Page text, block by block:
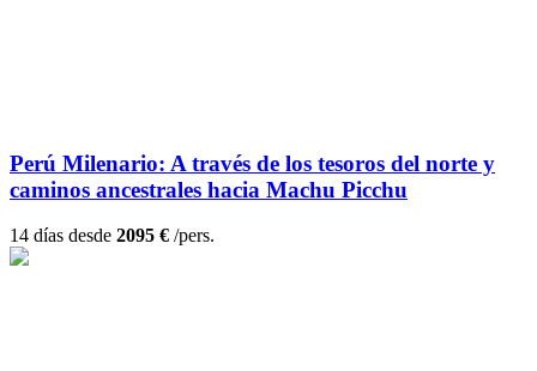
Perú Milenario: A través de los tesoros del norte y
caminos ancestrales hacia Machu Picchu
14 días desde 2095 € /pers.